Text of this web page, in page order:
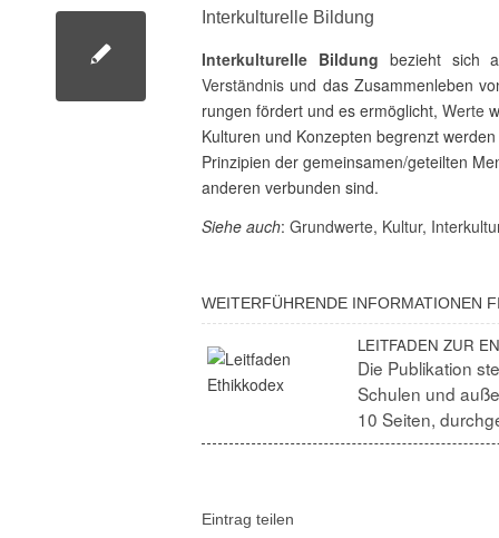
Inter­kul­tu­relle Bildung
Inter­kul­tu­relle Bildung bezieht sich
Verständnis und das Zusam­men­leben
rungen fördert und es ermög­licht,Werte
Kulturen und Konzepten begrenzt
Prin­zi­pien der gemeinsamen/​geteilten
anderen verbunden sind.
Siehe auch: Grund­werte, Kultur,
WEITER­FÜH­RENDE INFOR­MA­TIONEN
LEIT­FADEN ZUR
Die Publi­ka­tion
Schulen und
10 Seiten,
Eintrag teilen